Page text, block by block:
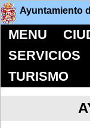
Ayuntamiento
MENU
SERVICIOS
TURISMO